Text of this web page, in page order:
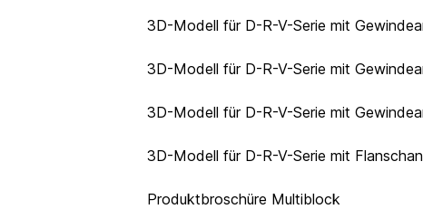
3D-Modell für D-R-V-Serie mit
3D-Modell für D-R-V-Serie mit
3D-Modell für D-R-V-Serie mit
3D-Modell für D-R-V-Serie mit
Produktbroschüre Multiblock